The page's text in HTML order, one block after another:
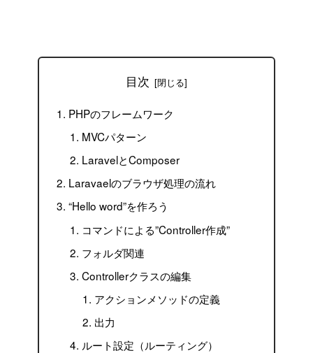
目次
PHPのフレームワーク
MVCパターン
LaravelとComposer
Laravaelのブラウザ処理の流れ
“Hello word”を作ろう
コマンドによる”Controller作成”
フォルダ関連
Controllerクラスの編集
アクションメソッドの定義
出力
ルート設定（ルーティング）